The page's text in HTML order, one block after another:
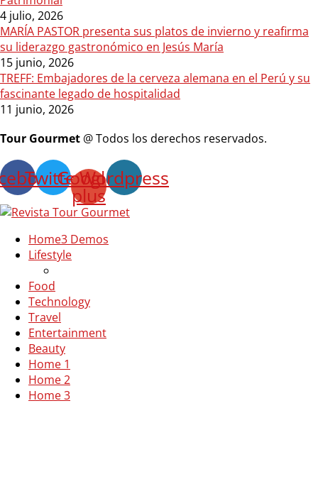
4 julio, 2026
MARÍA PASTOR presenta sus platos de invierno y reafirma
su liderazgo gastronómico en Jesús María
15 junio, 2026
TREFF: Embajadores de la cerveza alemana en el Perú y su
fascinante legado de hospitalidad
11 junio, 2026
Tour Gourmet @ Todos los derechos reservados.
TwitterGoogle-
plus
Wordpress
Home3 Demos
Lifestyle
Food
Technology
Travel
Entertainment
Beauty
Home 1
Home 2
Home 3